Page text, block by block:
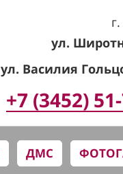
ул.
ул. Василия
+7 (3452)
ДМС